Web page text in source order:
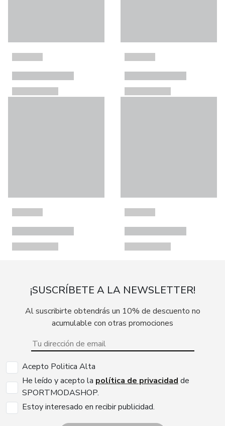
¡SUSCRÍBETE A LA NEWSLETTER!
Al suscribirte obtendrás un 10% de descuento no
acumulable con otras promociones
Acepto Politica Alta
He leído y acepto la política de privacidad de
SPORTMODASHOP.
Estoy interesado en recibir publicidad.